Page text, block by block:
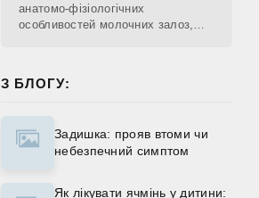
анатомо-фізіологічних
особливостей молочних залоз,
З БЛОГУ:
Задишка: прояв втоми чи
небезпечний симптом
Як лікувати ячмінь у дитини: